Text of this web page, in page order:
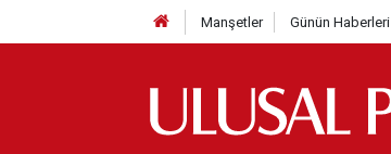
Manşetler Günün Haberleri